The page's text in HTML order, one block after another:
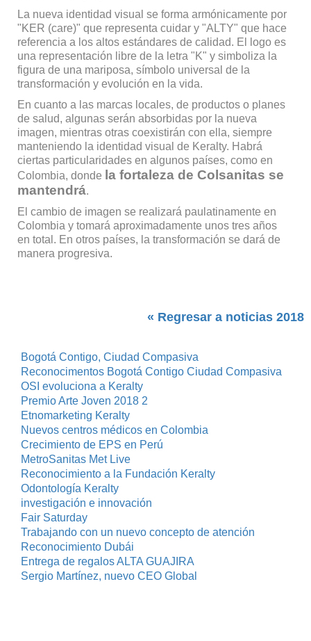
La nueva identidad visual se forma armónicamente por
"KER (care)" que representa cuidar y "ALTY" que hace
referencia a los altos estándares de calidad. El logo es
una representación libre de la letra "K" y simboliza la
figura de una mariposa, símbolo universal de la
transformación y evolución en la vida.
En cuanto a las marcas locales, de productos o planes
de salud, algunas serán absorbidas por la nueva
imagen, mientras otras coexistirán con ella, siempre
manteniendo la identidad visual de Keralty. Habrá
ciertas particularidades en algunos países, como en
Colombia, donde la fortaleza de Colsanitas se
mantendrá.
El cambio de imagen se realizará paulatinamente en
Colombia y tomará aproximadamente unos tres años
en total. En otros países, la transformación se dará de
manera progresiva.
« Regresar a noticias 2018
Bogotá Contigo, Ciudad Compasiva
Reconocimentos Bogotá Contigo Ciudad Compasiva
OSI evoluciona a Keralty
Premio Arte Joven 2018 2
Etnomarketing Keralty
Nuevos centros médicos en Colombia
Crecimiento de EPS en Perú
MetroSanitas Met Live
Reconocimiento a la Fundación Keralty
Odontología Keralty
investigación e innovación
Fair Saturday
Trabajando con un nuevo concepto de atención
Reconocimiento Dubái
Entrega de regalos ALTA GUAJIRA
Sergio Martínez, nuevo CEO Global